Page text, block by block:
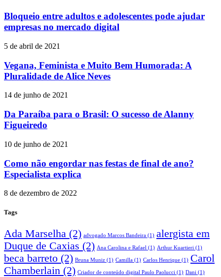
Bloqueio entre adultos e adolescentes pode ajudar
empresas no mercado digital
5 de abril de 2021
Vegana, Feminista e Muito Bem Humorada: A
Pluralidade de Alice Neves
14 de junho de 2021
Da Paraíba para o Brasil: O sucesso de Alanny
Figueiredo
10 de junho de 2021
Como não engordar nas festas de final de ano?
Especialista explica
8 de dezembro de 2022
Tags
Ada Marselha (2) advogado Marcos Bandeira (1) alergista em
Duque de Caxias (2) Ana Carolina e Rafael (1) Arthur Kuartieri (1)
beca barreto (2) Bruna Muniz (1) Camilla (1) Carlos Henrique (1) Carol
Chamberlain (2) Criador de conteúdo digital Paulo Paolucci (1) Dani (1)